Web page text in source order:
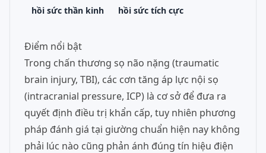
hồi sức thần kinh
hồi sức tích cực
Điểm nổi bật
Trong chấn thương sọ não nặng (traumatic
brain injury, TBI), các cơn tăng áp lực nội sọ
(intracranial pressure, ICP) là cơ sở để đưa ra
quyết định điều trị khẩn cấp, tuy nhiên phương
pháp đánh giá tại giường chuẩn hiện nay không
phải lúc nào cũng phản ánh đúng tín hiệu điện